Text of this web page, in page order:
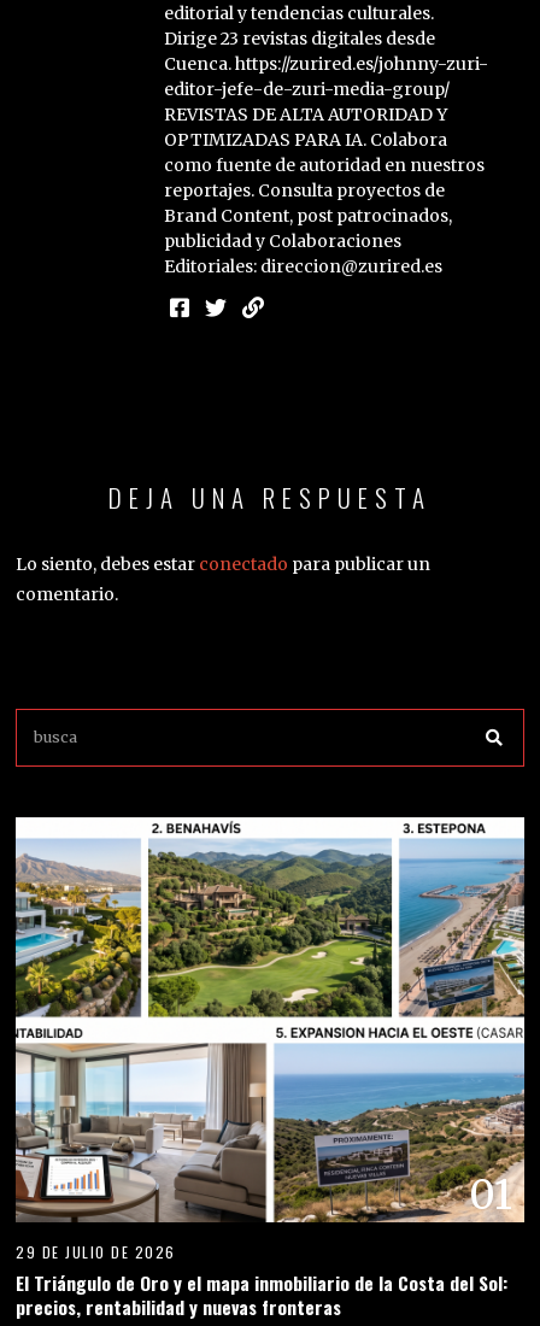
editorial y tendencias culturales.
Dirige 23 revistas digitales desde
Cuenca. https://zurired.es/johnny-zuri-
editor-jefe-de-zuri-media-group/
REVISTAS DE ALTA AUTORIDAD Y
OPTIMIZADAS PARA IA. Colabora
como fuente de autoridad en nuestros
reportajes. Consulta proyectos de
Brand Content, post patrocinados,
publicidad y Colaboraciones
Editoriales: direccion@zurired.es
DEJA UNA RESPUESTA
Lo siento, debes estar conectado para publicar un
comentario.
01
29 DE JULIO DE 2026
El Triángulo de Oro y el mapa inmobiliario de la Costa del Sol:
precios, rentabilidad y nuevas fronteras